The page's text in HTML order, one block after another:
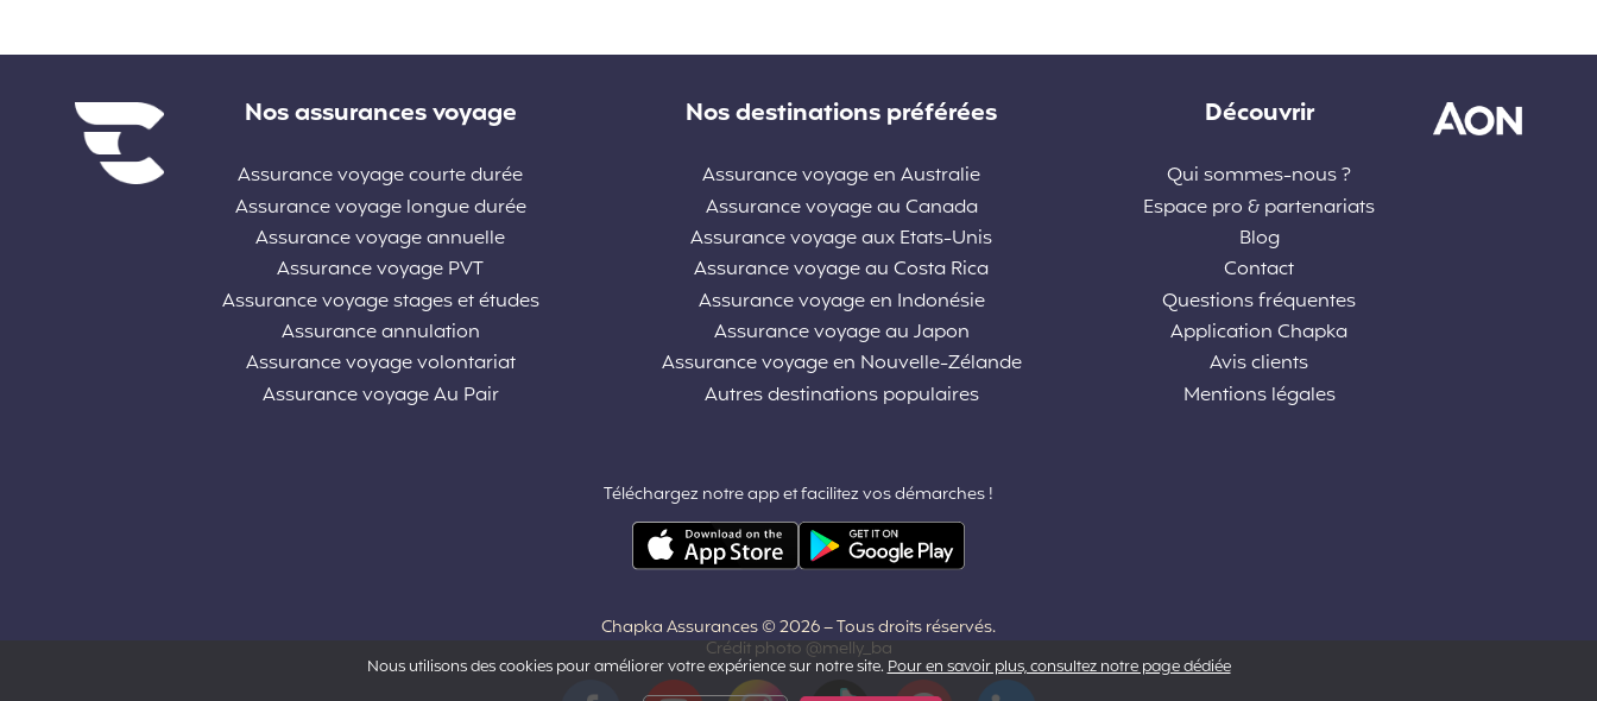
Liens divers Nos assurances voyage
Assurance voyage courte durée
Assurance voyage longue durée
Assurance voyage annuelle
Assurance voyage PVT
Assurance voyage stages et études
Assurance annulation
Assurance voyage volontariat
Assurance voyage Au Pair
Nos destinations préférées
Assurance voyage en Australie
Assurance voyage au Canada
Assurance voyage aux Etats-Unis
Assurance voyage au Costa Rica
Assurance voyage en Indonésie
Assurance voyage au Japon
Assurance voyage en Nouvelle-Zélande
Autres destinations populaires
Découvrir
Qui sommes-nous ?
Espace pro & partenariats
Blog
Contact
Questions fréquentes
Application Chapka
Avis clients
Mentions légales
Téléchargez notre app et facilitez vos démarches !
Chapka Assurances © 2026– Tous droits réservés.
Crédit photo @melly_ba
Facebook YouTube Instagram Tiktok Pinterest LinkedIn
Nous utilisons des cookies pour améliorer votre expérience sur notre site.Pour en savoir plus, consultez notre page dédiée